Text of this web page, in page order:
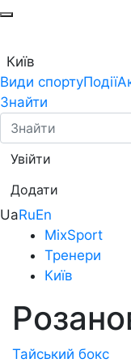
Київ
Види спортуПодії
Знайти
Увійти
Додати
UaRuEn
MixSport
Тренери
Київ
Тайський бокс